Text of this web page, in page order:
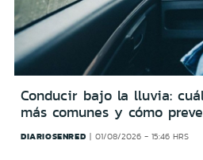
Conducir bajo la lluvia:
más comunes y cómo
DIARIOSENRED 01/08/2026 - 15:46 HRS